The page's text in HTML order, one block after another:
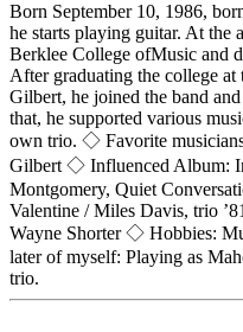
Born September 10, 1986,
he starts playing guitar. At the
Berklee College ofMusic and
After graduating the college
Gilbert, he joined the band
that, he supported various
own trio. ◇ Favorite
Gilbert ◇ Influenced Album:
Montgomery, Quiet
Valentine / Miles Davis, trio
Wayne Shorter ◇ Hobbies:
later of myself: Playing as
trio.